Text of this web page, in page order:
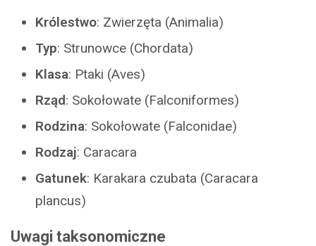
Królestwo: Zwierzęta (Animalia)
Typ: Strunowce (Chordata)
Klasa: Ptaki (Aves)
Rząd: Sokołowate (Falconiformes)
Rodzina: Sokołowate (Falconidae)
Rodzaj: Caracara
Gatunek: Karakara czubata (Caracara
plancus)
Uwagi taksonomiczne